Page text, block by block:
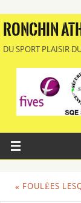
RONCHIN
DU SPORT PLAISIR
« FOULÉES